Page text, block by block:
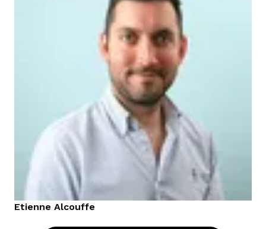
Etienne Alcouffe